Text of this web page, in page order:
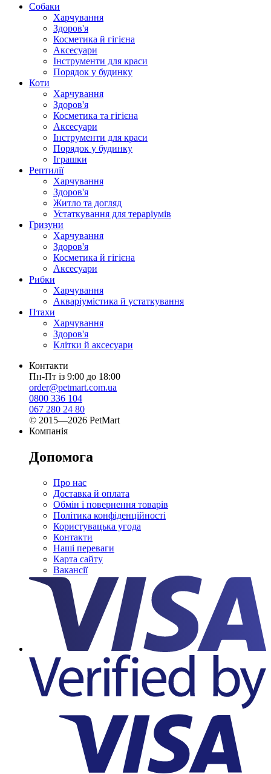
Собаки
Харчування
Здоров'я
Косметика й гігієна
Аксесуари
Інструменти для краси
Порядок у будинку
Коти
Харчування
Здоров'я
Косметика та гігієна
Аксесуари
Інструменти для краси
Порядок у будинку
Іграшки
Рептилії
Харчування
Здоров'я
Житло та догляд
Устаткування для тераріумів
Гризуни
Харчування
Здоров'я
Косметика й гігієна
Аксесуари
Рибки
Харчування
Акваріумістика й устаткування
Птахи
Харчування
Здоров'я
Клітки й аксесуари
Контакти
Пн-Пт із 9:00 до 18:00
order@petmart.com.ua
0800 336 104
067 280 24 80
© 2015—2026 PetMart
Компанія
Допомога
Про нас
Доставка й оплата
Обмін і повернення товарів
Політика конфіденційності
Користувацька угода
Контакти
Наші переваги
Карта сайту
Вакансії